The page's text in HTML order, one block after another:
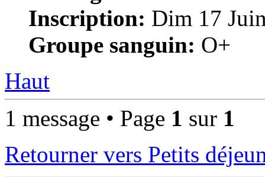
Inscription: Dim 17
Groupe sanguin: O+
Haut
1 message • Page 1 sur 1
Retourner vers Petits